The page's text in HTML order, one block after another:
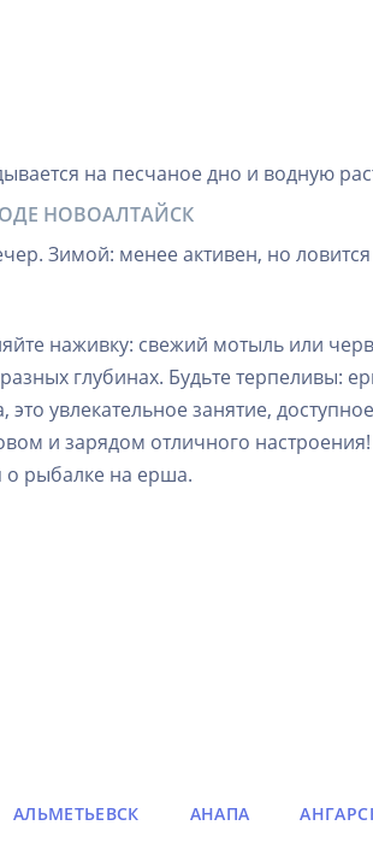
на песчаное дно и водную
НОВОАЛТАЙСК
Зимой: менее активен, но
наживку: свежий мотыль или
глубинах. Будьте терпеливы:
увлекательное занятие,
и зарядом отличного
рыбалке на ерша.
АЛЬМЕТЬЕВСК АНАПА